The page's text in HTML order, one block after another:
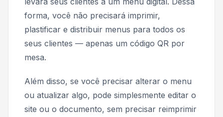
forma, você não precisará imprimir,
plastificar e distribuir menus para todos os
seus clientes — apenas um código QR por
mesa.
Além disso, se você precisar alterar o menu
ou atualizar algo, pode simplesmente editar o
site ou o documento, sem precisar reimprimir